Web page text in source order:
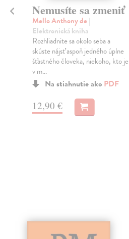
Nemusíte sa zmeniť
Mello Anthony de |
Elektronická kniha
Rozhliadnite sa okolo seba a
skúste nájsť aspoň jedného úplne
šťastného človeka, niekoho, kto je
v m...
Na stiahnutie ako PDF
12,90 €